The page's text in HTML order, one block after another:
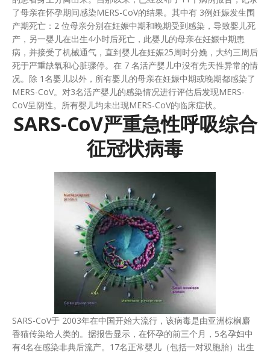
了母亲在怀孕期间感染MERS-CoV的结果。其中有 3例妊娠发生围
产期死亡：2 位母亲分别在妊娠中期和晚期受到感染，导致婴儿死
产，另一婴儿在出生4小时后死亡，此婴儿的母亲在妊娠中期患
病，并接受了机械通气，直到婴儿在妊娠25周时分娩，大约三周后
死于严重缺氧和心脏骤停。在 7 名活产婴儿中没有先天性异常的情
况。除 1名婴儿以外，所有婴儿的母亲在妊娠中期或晚期都感染了
MERS-CoV。对3名活产婴儿的感染情况进行评估后发现MERS-
CoV呈阴性。所有婴儿均未出现MERS-CoV的临床症状。
SARS-CoV严重急性呼吸综合
征冠状病毒
SARS-CoV于 2003年在中国开始大流行，该病毒是由亚洲棕榈麝
香猫传染给人类的。据报告显示，在怀孕的前三个月，5名孕妇中
有4名在感染非典后流产。17名正常婴儿（包括一对双胞胎）出生